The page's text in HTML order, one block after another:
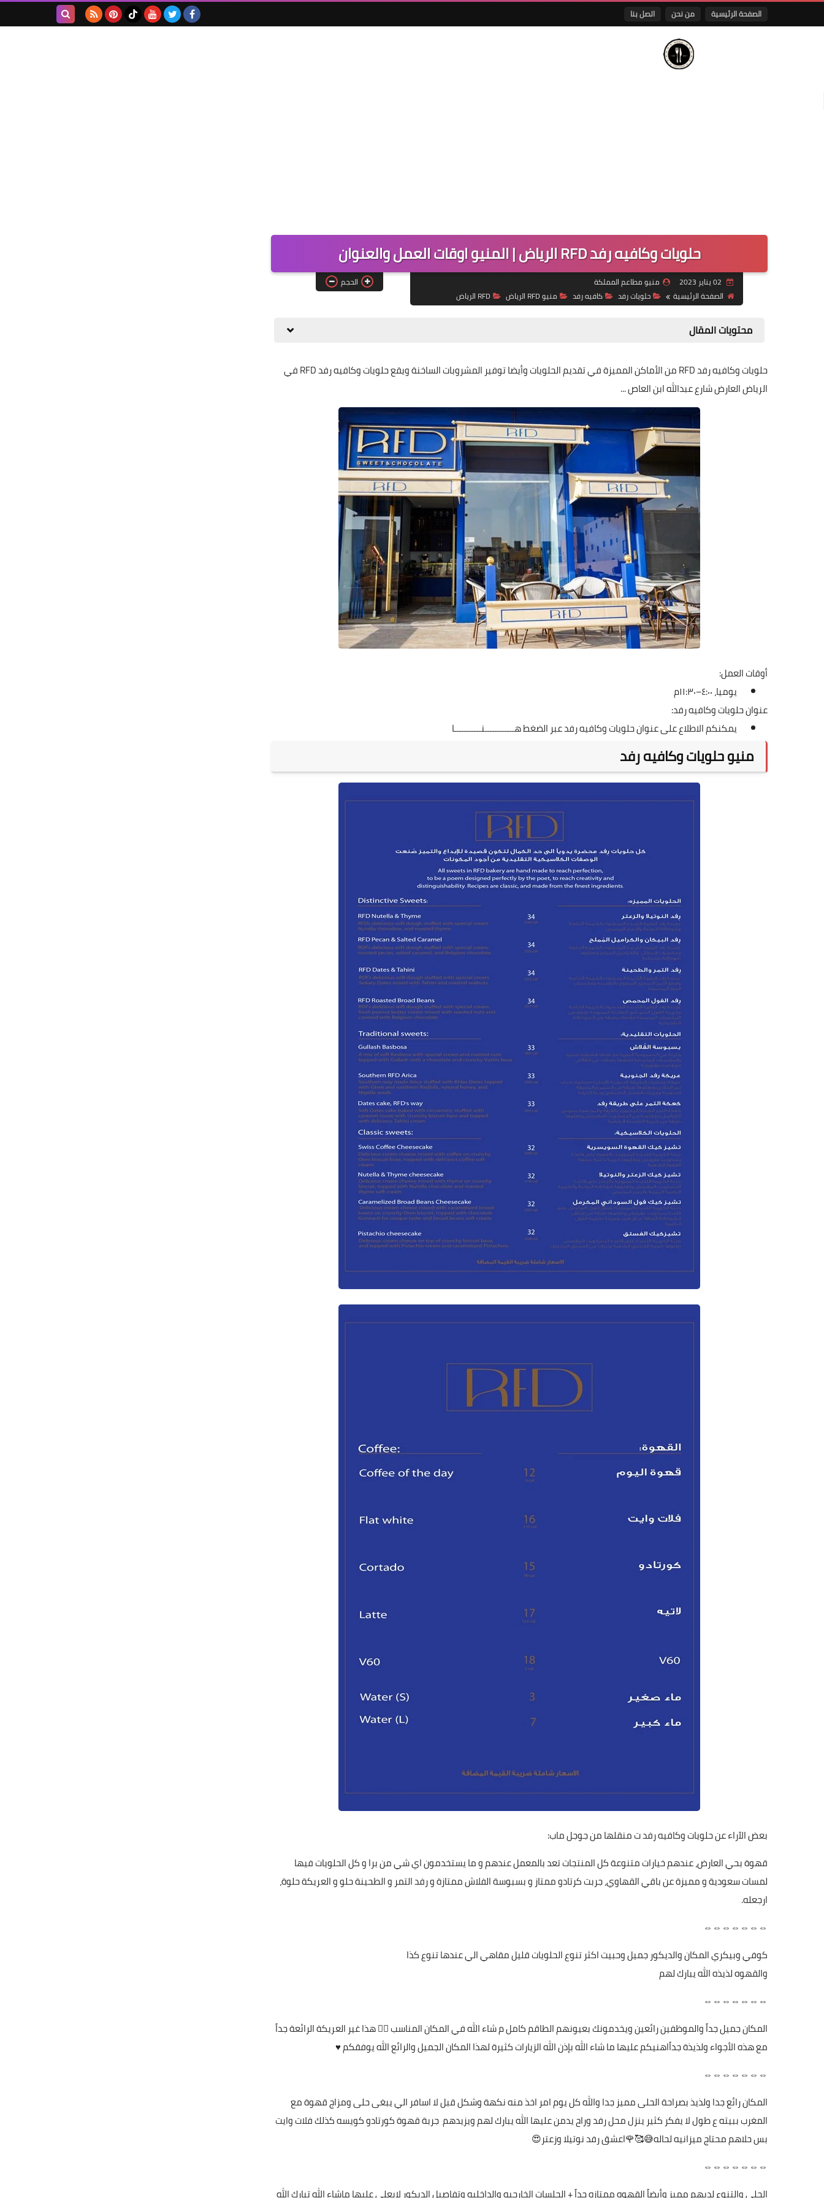
الصفحة الرئيسية من نحن اتصل بنا
حلويات وكافيه رفد RFD الرياض | المنيو اوقات العمل والعنوان
منيو مطاعم المملكة
الصفحة الرئيسية
حلويات رفد كافيه رفد منيو RFD الرياض RFD الرياض
الحجم
محتويات المقال
حلويات وكافيه رفد RFD من الأماكن المميزة في تقديم الحلويات وأيضا توفير المشروبات الساخنة ويقع حلويات وكافيه رفد RFD في
الرياض العارض شارع عبدالله ابن العاص ...
أوقات العمل:
يوميا، ٤:٠٠–١١:٣٠م
عنوان حلويات وكافيه رفد:
يمكنكم الاطلاع على عنوان حلويات وكافيه رفد عبر الضغطهــــــــــــنـــــــــــا
منيو حلويات وكافيه رفد
بعض الآراء عن حلويات وكافيه رفد ت منقلها من جوجل ماب:
قهوة بحي العارض، عندهم خيارات متنوعة كل المنتجات تعد بالمعمل عندهم و ما يستخدمون اي شي من برا و كل الحلويات فيها
لمسات سعودية و مميزة عن باقي القهاوي، جربت كرتادو ممتاز و بسبوسة الفلاش ممتازة و رفد التمر و الطحينة حلو و العريكة حلوة،
ارجعله.
⇔⇔⇔⇔⇔⇔⇔
كوفي وبيكري المكان والديكور جميل وحبيت اكثر تنوع الحلويات قليل مقاهي الي عندها تنوع كذا
والقهوه لذيذه الله يبارك لهم
⇔⇔⇔⇔⇔⇔⇔
المكان جميل جداً والموظفين رائعين ويخدمونك بعيونهم الطاقم كامل م شاء الله في المكان المناسب 👌🏽 هذا غير العريكة الرائعة جداً
مع هذه الأجواء ولذيذة جداًاهنيكم عليها ما شاء الله بإذن الله الزيارات كثيرة لهذا المكان الجميل والرائع الله يوفقكم ♥️
⇔⇔⇔⇔⇔⇔⇔
المكان رائع جدا ولذيذ بصراحة الحلى مميز جدا والله كل يوم امر اخذ منه نكهة وشكل قبل لا اسافر الي يبغى حلى ومزاج قهوة مع
المغرب ببيته ع طول لا يفكر كثير ينزل محل رفد وراح يدمن عليها الله يبارك لهم ويزيدهم جربة قهوة كورتادو كويسه كذلك فلات وايت
بس حلاهم محتاج ميزانيه لحاله😅🥰🌹اعشق رفد نوتيلا وزعتر😍
⇔⇔⇔⇔⇔⇔⇔
الحلى والتنوع لديهم مميز وأيضاً القهوه ممتازه جداً + الجلسات الخارجيه والداخليه وتفاصيل الديكور لايعلى عليها ماشاء الله تبارك الله